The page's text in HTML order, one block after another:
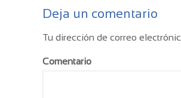
Deja un comentario
Tu dirección de correo
Comentario